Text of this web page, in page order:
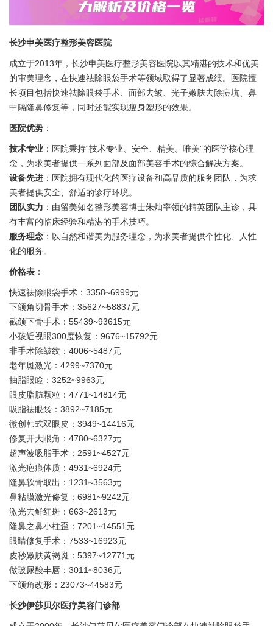
长沙申美医疗整形美容医院
成立于2013年，长沙申美医疗整形美容医院以其精湛的技术和优美
的审美理念，在快速祛除眼袋手术等领域取得了显著成绩。医院擅
长项目包括快速祛除眼袋手术、面部去皱、光子嫩肤去除痘坑、鼻
中隔隆鼻修复等，同时还能实现瘦身塑形的效果。
医院优势 ：
技术专业 ：医院秉持“技术专业、安全、精美、唯美”的医学核心理
念，为求美者提供一系列面部及面部美容手术的综合解决方案。
设备先进 ：医院拥有现代化的医疗设备和高品质的服务团队，为求
美者提供安全、舒适的诊疗环境。
团队实力 ：由留美知名整形美容博士朱灿率领的精英团队主诊，具
有丰富的临床经验和精湛的手术技巧。
服务理念 ：以自然和谐美为服务理念，为求美者提供个性化、人性
化的服务。
价格表 ：
快速祛除眼袋手术：3358~6999元
下颌角切骨手术：35627~58837元
截颌下骨手术：55439~93615元
小孩近视眼300度恢复：9676~15792元
非手术除皱纹：4006~5487元
老年斑激光：4299~7370元
抽脂眼睑：3252~9963元
眼皮脂肪颗粒：4771~14814元
吸脂祛眼袋：3892~7185元
微创韩式双眼皮：3949~14416元
修复开大眼角：4780~6327元
超声波吸脂手术：2591~4527元
激光疤痕体质：4931~6924元
隆鼻软骨取出：1231~3563元
鼻粘膜激光修复：6981~9242元
激光去鲜红斑：663~2613元
隆鼻之鼻小柱歪：7201~14551元
眼睛修复手术：7533~16923元
皮秒嫩肤黄褐斑：5397~12771元
做玻尿酸丰唇：3011~8036元
下颌角改形：23073~44583元
长沙伊莎贝尔医疗美容门诊部